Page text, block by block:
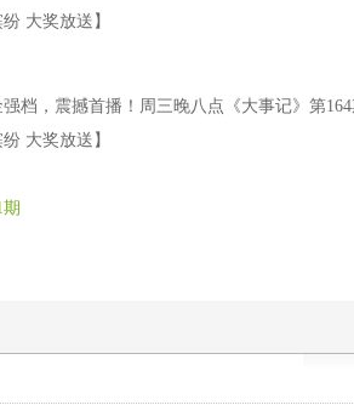
大奖放送】
档，震撼首播！周三晚八点《大事记》第
大奖放送】